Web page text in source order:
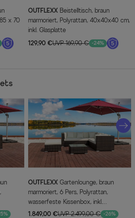
x 70
OUTFLEXX
marmoriert, Polyrattan, 40x40x40 cm,
inkl. Glasplatte
129,90 €UVP 169,90 € -24%
OUTFLEXX
marmoriert, 6 Pers, Polyrattan,
wasserfeste Kissenbox, inkl.
Beistelltisch
1.849,00 €UVP 2.499,00 € -26%